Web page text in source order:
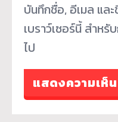
บันทึกชื่อ, อีเมล แล
เบราว์เซอร์นี้ สำห
ไป